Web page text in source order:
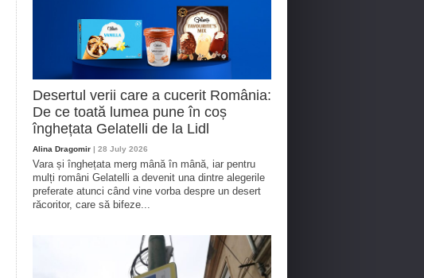
Desertul verii care a cucerit România:
De ce toată lumea pune în coș
înghețata Gelatelli de la Lidl
Alina Dragomir | 28 July 2026
Vara și înghețata merg mână în mână, iar pentru
mulți români Gelatelli a devenit una dintre alegerile
preferate atunci când vine vorba despre un desert
răcoritor, care să bifeze...